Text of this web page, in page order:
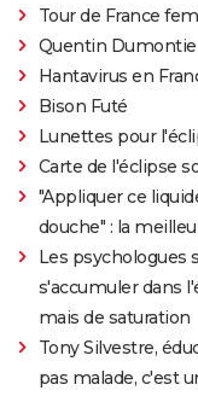
Tour de France
Quentin
Hantavirus en
Bison Futé
Lunettes pour
Carte de l'éclipse
"Appliquer ce
douche" : la
Les psychologues
s'accumuler dans
mais de saturation
Tony Silvestre,
pas malade, c'est